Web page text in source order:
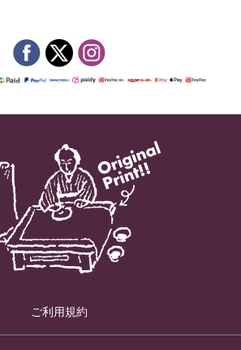
ご利用規約